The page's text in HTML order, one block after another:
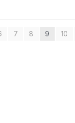
7 8 9 10